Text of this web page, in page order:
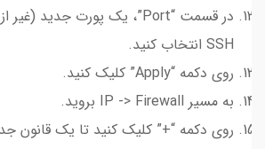
SSH انتخاب کنید.
روی دکمه “Apply” کلیک کنید.
به مسیر IP -> Firewall بروید.
روی دکمه “+” کلیک کنید تا یک قانون